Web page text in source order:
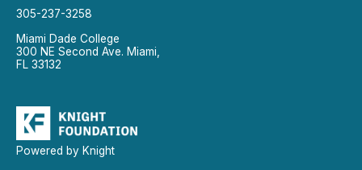
305-237-3258
Miami Dade College
300 NE Second Ave. Miami,
FL 33132
Powered by Knight